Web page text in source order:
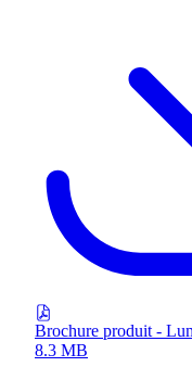
Brochure produit -
8.3 MB